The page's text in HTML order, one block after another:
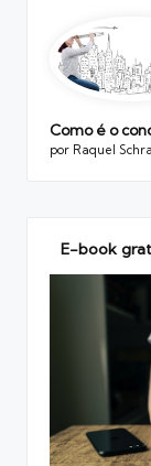
Como é o
por Raquel
E-book